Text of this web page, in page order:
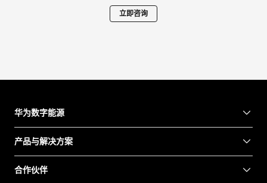
立即咨询
华为数字能源
产品与解决方案
合作伙伴